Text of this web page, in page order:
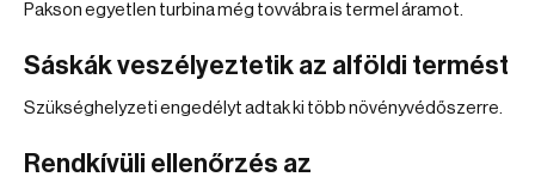
Pakson egyetlen turbina még tovvábra is termel áramot.
Sáskák veszélyeztetik az alföldi termést
Szükséghelyzeti engedélyt adtak ki több növényvédőszerre.
Rendkívüli ellenőrzés az